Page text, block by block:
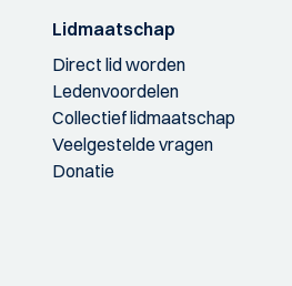
Lidmaatschap
Direct lid worden
Ledenvoordelen
Collectief lidmaatschap
Veelgestelde vragen
Donatie